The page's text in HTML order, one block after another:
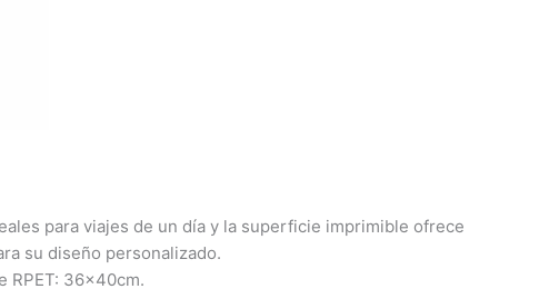
para viajes de un día y la superficie imprimible ofrece
su diseño personalizado.
RPET: 36x40cm.